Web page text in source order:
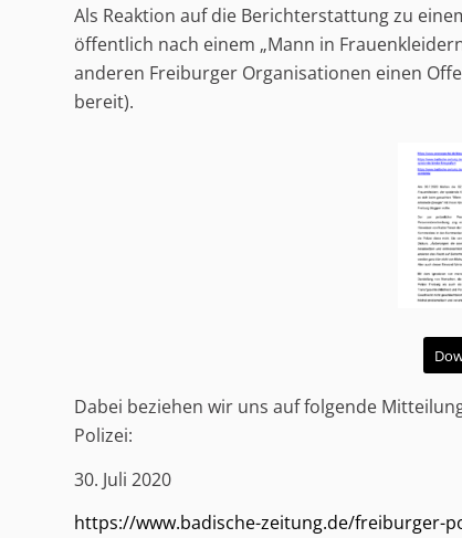
Als Reaktion auf die Berichterstattung zu
öffentlich nach einem „Mann in
anderen Freiburger Organisationen einen
bereit).
Dabei beziehen wir uns auf folgende
Polizei:
30. Juli 2020
https://www.badische-zeitung.de/freiburger-